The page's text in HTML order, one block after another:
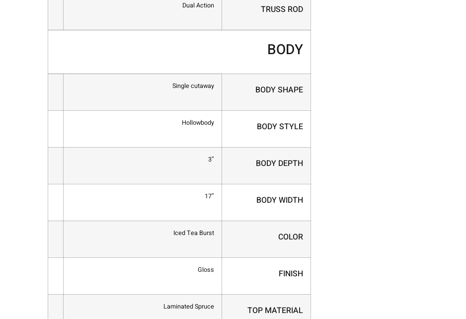
TRUSS ROD
Dual Action
BODY
BODY SHAPE
Single cutaway
BODY STYLE
Hollowbody
BODY DEPTH
3″
BODY WIDTH
17″
COLOR
Iced Tea Burst
FINISH
Gloss
TOP MATERIAL
Laminated Spruce